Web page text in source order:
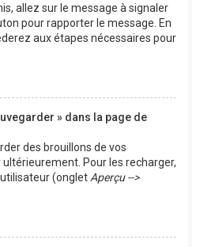
allez sur le message à signaler
pour rapporter le message. En
aux étapes nécessaires pour
» dans la page de
des brouillons de vos
Pour les recharger,
(onglet Aperçu -->